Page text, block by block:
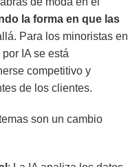
la forma en que las
Para los minoristas en
IA se está
competitivo y
de los clientes.
son un cambio